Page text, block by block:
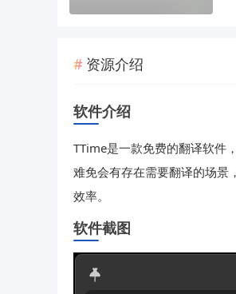
资源介绍
软件介绍
TTime是一款免费的翻译软件
难免会有存在需要翻译的场景
效率。
软件截图